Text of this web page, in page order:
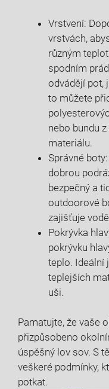
Vrstvení:
vrstvách,
různým
spodním
odvádějí ⁢pot,
to můžete
nebo bundu
materiálu.
Správné
dobrou
bezpečný⁢ a
outdoorové
⁣zajišťuje⁢
Pokrývka
pokrývku
⁣teplo.‌ Ideální
‍teplejších
uši.
Pamatujte, že vaše
přizpůsobeno
úspěšný⁤ lov sov. ‌S​
veškeré ‌podmínky,
‌potkat.